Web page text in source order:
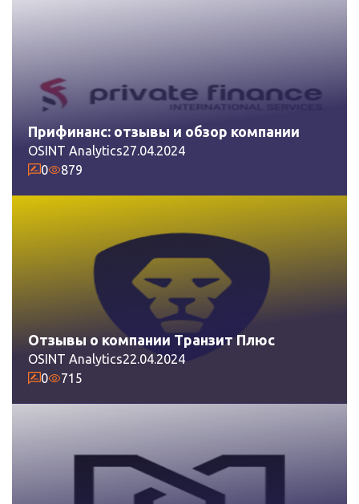
Прифинанс: отзывы и обзор компании
OSINT Analytics27.04.2024
0
879
Отзывы о компании Транзит Плюс
OSINT Analytics22.04.2024
0
715